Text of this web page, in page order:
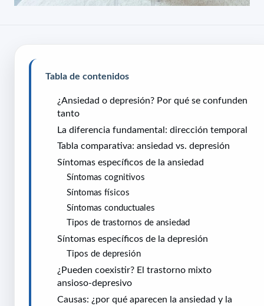
Tabla de contenidos
¿Ansiedad o depresión? Por qué se confunden
tanto
La diferencia fundamental: dirección temporal
Tabla comparativa: ansiedad vs. depresión
Síntomas específicos de la ansiedad
Síntomas cognitivos
Síntomas físicos
Síntomas conductuales
Tipos de trastornos de ansiedad
Síntomas específicos de la depresión
Tipos de depresión
¿Pueden coexistir? El trastorno mixto
ansioso-depresivo
Causas: ¿por qué aparecen la ansiedad y la